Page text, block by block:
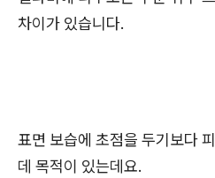
차이가 있습니다.
표면 보습에 초점을 두기보다
데 목적이 있는데요.